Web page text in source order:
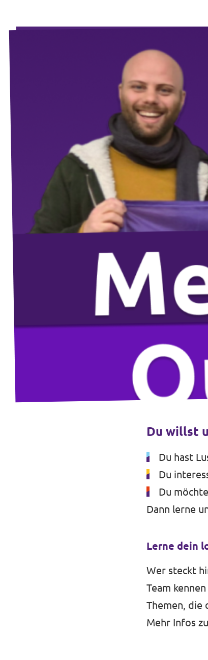
Deine Spende für Volt!
Leichte Sprache
Jobs bei Volt Hessen
Transparenz
Datenschutz
Impressum
Kontakt
Du willst
Du hast
Du
Du
Dann lerne
Lerne dein
Wer steckt
Team
Themen, die
Mehr Infos